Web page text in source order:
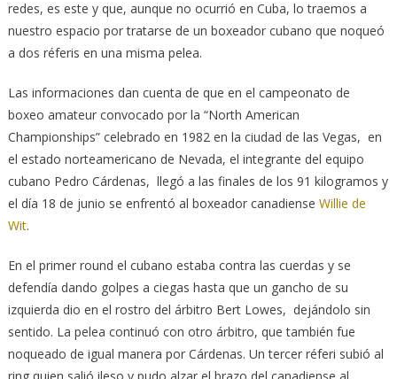
redes, es este y que, aunque no ocurrió en Cuba, lo traemos a
nuestro espacio por tratarse de un boxeador cubano que noqueó
a dos réferis en una misma pelea.
Las informaciones dan cuenta de que en el campeonato de
boxeo amateur convocado por la “North American
Championships” celebrado en 1982 en la ciudad de las Vegas, en
el estado norteamericano de Nevada, el integrante del equipo
cubano Pedro Cárdenas, llegó a las finales de los 91 kilogramos y
el día 18 de junio se enfrentó al boxeador canadiense Willie de
Wit.
En el primer round el cubano estaba contra las cuerdas y se
defendía dando golpes a ciegas hasta que un gancho de su
izquierda dio en el rostro del árbitro Bert Lowes, dejándolo sin
sentido. La pelea continuó con otro árbitro, que también fue
noqueado de igual manera por Cárdenas. Un tercer réferi subió al